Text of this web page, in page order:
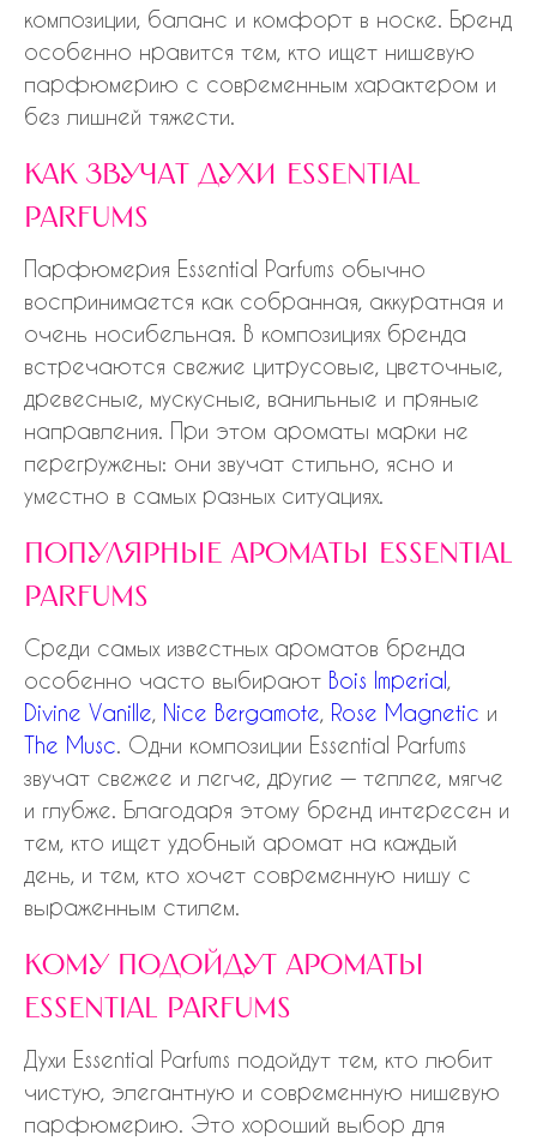
композиции, баланс и комфорт в носке. Бренд
особенно нравится тем, кто ищет нишевую
парфюмерию с современным характером и
без лишней тяжести.
как звучат духи essential
parfums
Парфюмерия Essential Parfums обычно
воспринимается как собранная, аккуратная и
очень носибельная. В композициях бренда
встречаются свежие цитрусовые, цветочные,
древесные, мускусные, ванильные и пряные
направления. При этом ароматы марки не
перегружены: они звучат стильно, ясно и
уместно в самых разных ситуациях.
популярные ароматы essential
parfums
Среди самых известных ароматов бренда
особенно часто выбирают Bois Imperial
Divine Vanille Nice Bergamote Rose Magnetic и
The Musc . Одни композиции Essential Parfums
звучат свежее и легче, другие — теплее, мягче
и глубже. Благодаря этому бренд интересен и
тем, кто ищет удобный аромат на каждый
день, и тем, кто хочет современную нишу с
выраженным стилем.
кому подойдут ароматы
essential parfums
Духи Essential Parfums подойдут тем, кто любит
чистую, элегантную и современную нишевую
парфюмерию. Это хороший выбор для